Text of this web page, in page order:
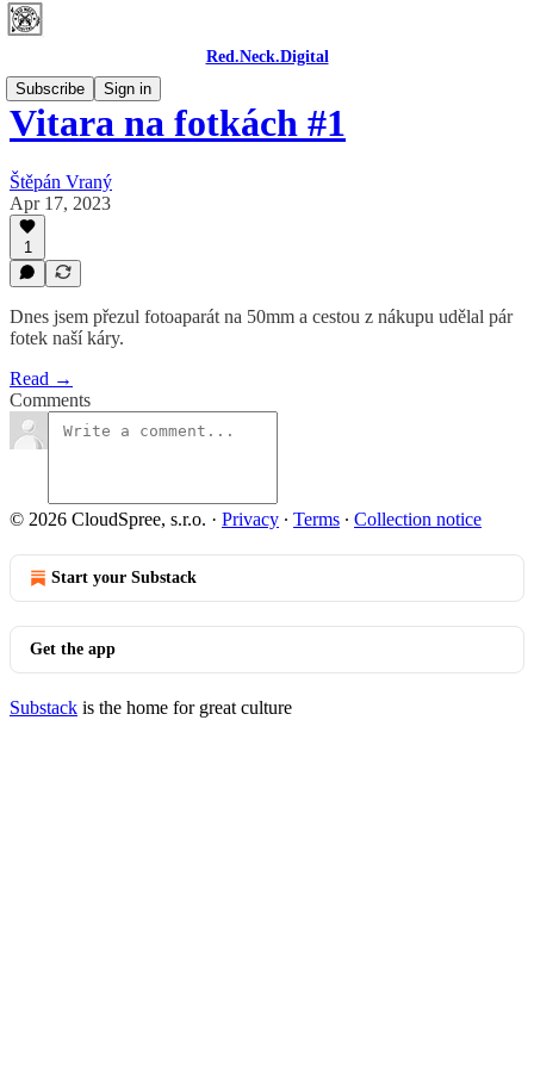
Red.Neck.Digital
Subscribe
Sign in
Vitara na fotkách #1
Štěpán Vraný
Apr 17, 2023
1
Dnes jsem přezul fotoaparát na 50mm a cestou z nákupu udělal pár
fotek naší káry.
Read →
Comments
© 2026 CloudSpree, s.r.o. · Privacy ∙ Terms ∙ Collection notice
Start your Substack
Get the app
Substack is the home for great culture